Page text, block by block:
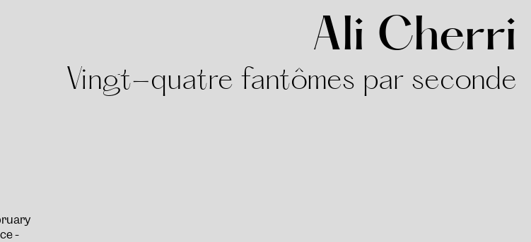
Ali Cherri
Vingt-quatre fantômes par seconde
-